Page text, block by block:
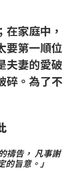
家庭中，
要第一順位
夫妻的愛破
碎。為了不
禱告， 凡事謝
旨意。」